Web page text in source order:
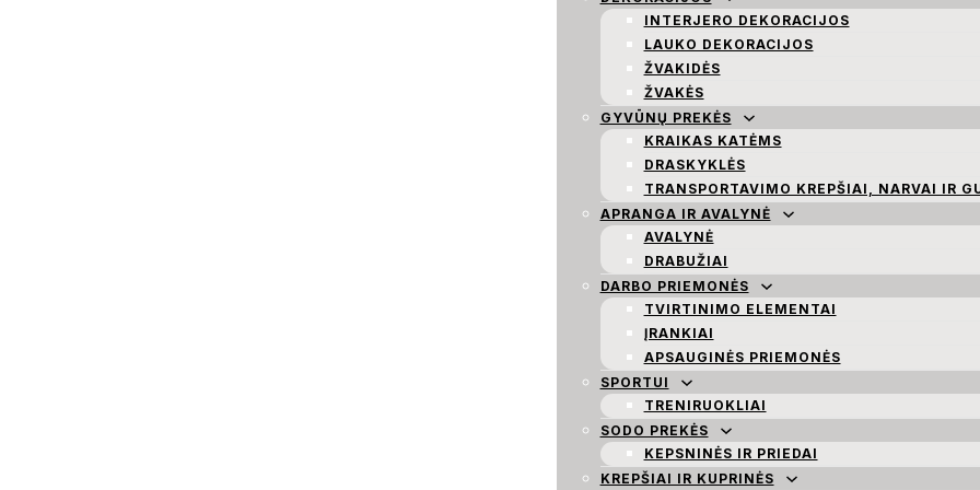
INTERJERO DEKORACIJOS
LAUKO DEKORACIJOS
ŽVAKIDĖS
ŽVAKĖS
GYVŪNŲ PREKĖS
KRAIKAS KATĖMS
DRASKYKLĖS
TRANSPORTAVIMO KREPŠIAI, NARVAI IR
APRANGA IR AVALYNĖ
AVALYNĖ
DRABUŽIAI
DARBO PRIEMONĖS
TVIRTINIMO ELEMENTAI
ĮRANKIAI
APSAUGINĖS PRIEMONĖS
SPORTUI
TRENIRUOKLIAI
SODO PREKĖS
KEPSNINĖS IR PRIEDAI
KREPŠIAI IR KUPRINĖS